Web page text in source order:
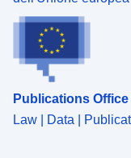
uriRef:
Publications
Law | Data |